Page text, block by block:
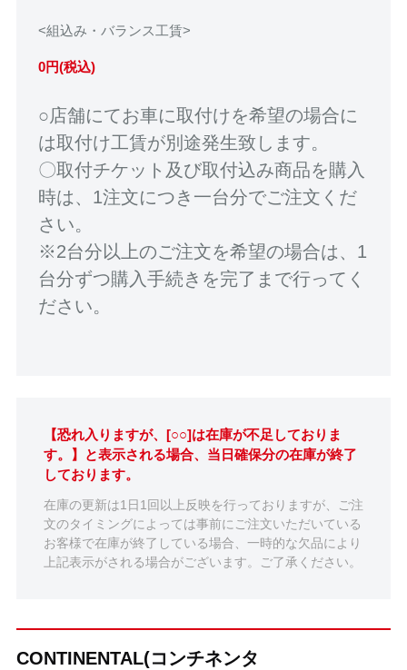
<組込み・バランス工賃>
0円(税込)
○店舗にてお車に取付けを希望の場合に
は取付け工賃が別途発生致します。
〇取付チケット及び取付込み商品を購入
時は、1注文につき一台分でご注文くだ
さい。
※2台分以上のご注文を希望の場合は、1
台分ずつ購入手続きを完了まで行ってく
ださい。
【恐れ入りますが、[○○]は在庫が不足しておりま
す。】と表示される場合、当日確保分の在庫が終了
しております。
在庫の更新は1日1回以上反映を行っておりますが、ご注
文のタイミングによっては事前にご注文いただいている
お客様で在庫が終了している場合、一時的な欠品により
上記表示がされる場合がございます。ご了承ください。
CONTINENTAL(コンチネンタ